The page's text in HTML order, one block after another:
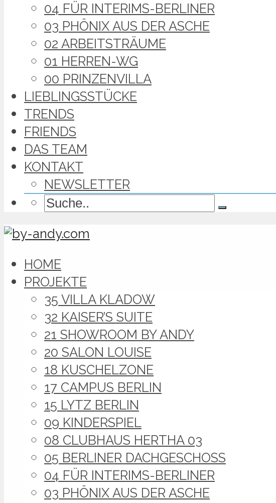
04 FÜR INTERIMS-BERLINER
03 PHÖNIX AUS DER ASCHE
02 ARBEITSTRÄUME
01 HERREN-WG
00 PRINZENVILLA
LIEBLINGSSTÜCKE
TRENDS
FRIENDS
DAS TEAM
KONTAKT
NEWSLETTER
HOME
PROJEKTE
35 VILLA KLADOW
32 KAISER’S SUITE
21 SHOWROOM BY ANDY
20 SALON LOUISE
18 KUSCHELZONE
17 CAMPUS BERLIN
15 LYTZ BERLIN
09 KINDERSPIEL
08 CLUBHAUS HERTHA 03
05 BERLINER DACHGESCHOSS
04 FÜR INTERIMS-BERLINER
03 PHÖNIX AUS DER ASCHE